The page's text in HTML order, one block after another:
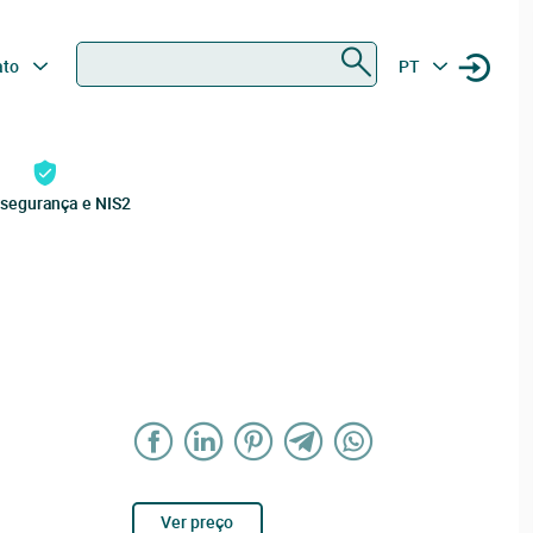
PT
e NIS2
Ver preço